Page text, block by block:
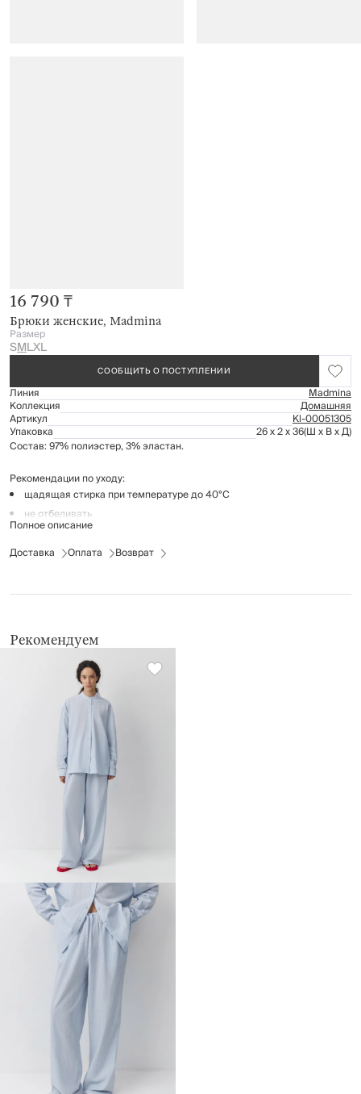
Брюки женские, Madmina
16 790 ₸
Размер
SMLXL
СООБЩИТЬ О ПОСТУПЛЕНИИ
Линия Madmina
Коллекция Домашняя
Артикул Kl-00051305
Упаковка 26 x 2 x 36(Ш x В x Д)
Состав: 97% полиэстер, 3% эластан.
Рекомендации по уходу:
щадящая стирка при температуре до 40°С
не отбеливать
гладить при температуре до 110°C, без пара
профессиональная сухая деликатная чистка в тетрахлорэтилене и
Полное описание
Доставка
Оплата Возврат
Рекомендуем